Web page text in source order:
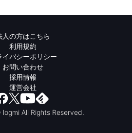
人の方はこちら
利用規約
イバシーポリシー
お問い合わせ
採用情報
運営会社
All Rights Reserved.